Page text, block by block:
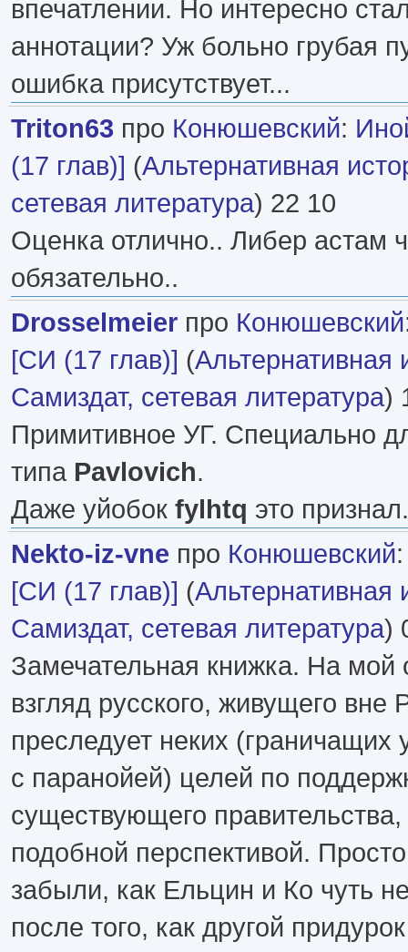
впечатлении. Но интересно
аннотации? Уж больно грубая
ошибка присутствует...
Triton63 про Конюшевский:
(17 глав)] (Альтернативная
сетевая литература) 22 10
Оценка отлично.. Либер астам
обязательно..
Drosselmeier про Конюшевский
[СИ (17 глав)] (Альтернативная
Самиздат, сетевая литература)
Примитивное УГ. Специально
типа Pavlovich.
Даже уйобок fylhtq это признал.
Nekto-iz-vne про Конюшевский
[СИ (17 глав)] (Альтернативная
Самиздат, сетевая литература)
Замечательная книжка. На мой
взгляд русского, живущего вне
преследует неких (граничащих
с паранойей) целей по
существующего правительства,
подобной перспективой.
забыли, как Ельцин и Ко чуть
после того, как другой